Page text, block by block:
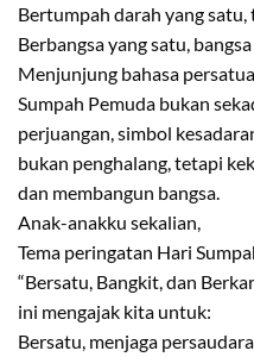
Bertumpah darah yang satu,
Berbangsa yang satu,
Menjunjung bahasa
Sumpah Pemuda bukan
perjuangan, simbol
bukan penghalang, tetapi
dan membangun bangsa.
Anak-anakku sekalian,
Tema peringatan Hari
“Bersatu, Bangkit, dan
ini mengajak kita untuk:
Bersatu, menjaga